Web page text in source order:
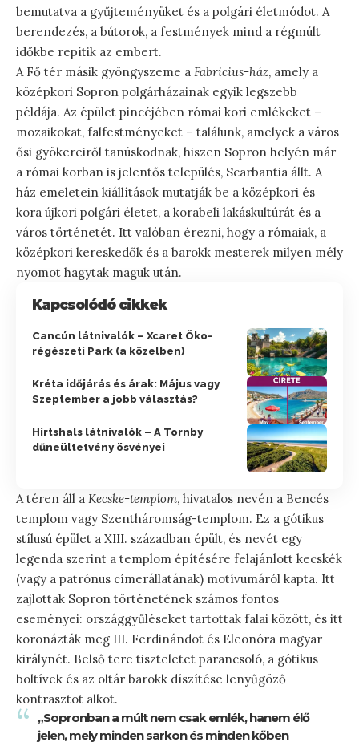
bemutatva a gyűjteményüket és a polgári életmódot. A
berendezés, a bútorok, a festmények mind a régmúlt
időkbe repítik az embert.
A Fő tér másik gyöngyszeme a Fabricius-ház, amely a
középkori Sopron polgárházainak egyik legszebb
példája. Az épület pincéjében római kori emlékeket –
mozaikokat, falfestményeket – találunk, amelyek a város
ősi gyökereiről tanúskodnak, hiszen Sopron helyén már
a római korban is jelentős település, Scarbantia állt. A
ház emeletein kiállítások mutatják be a középkori és
kora újkori polgári életet, a korabeli lakáskultúrát és a
város történetét. Itt valóban érezni, hogy a rómaiak, a
középkori kereskedők és a barokk mesterek milyen mély
nyomot hagytak maguk után.
Kapcsolódó cikkek
Cancún látnivalók – Xcaret Öko-
régészeti Park (a közelben)
Kréta időjárás és árak: Május vagy
Szeptember a jobb választás?
Hirtshals látnivalók – A Tornby
dűneültetvény ösvényei
A téren áll a Kecske-templom, hivatalos nevén a Bencés
templom vagy Szentháromság-templom. Ez a gótikus
stílusú épület a XIII. században épült, és nevét egy
legenda szerint a templom építésére felajánlott kecskék
(vagy a patrónus címerállatának) motívumáról kapta. Itt
zajlottak Sopron történetének számos fontos
eseményei: országgyűléseket tartottak falai között, és itt
koronázták meg III. Ferdinándot és Eleonóra magyar
királynét. Belső tere tiszteletet parancsoló, a gótikus
boltívek és az oltár barokk díszítése lenyűgöző
kontrasztot alkot.
„Sopronban a múlt nem csak emlék, hanem élő
jelen, mely minden sarkon és minden kőben